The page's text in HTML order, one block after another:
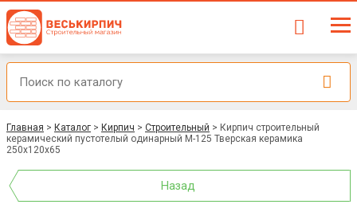
Главная > Каталог > Кирпич > Строительный > Кирпич строительный
керамический пустотелый одинарный М-125 Тверская керамика
250х120х65
Назад